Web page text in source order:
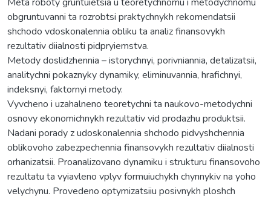
obgruntuvanni ta rozrobtsi praktychnykh rekomendatsii
shchodo vdoskonalennia obliku ta analiz finansovykh
rezultativ diialnosti pidpryiemstva.
Metody doslidzhennia – istorychnyi, porivniannia, detalizatsii,
analitychni pokaznyky dynamiky, eliminuvannia, hrafichnyi,
indeksnyi, faktornyi metody.
Vyvcheno i uzahalneno teoretychni ta naukovo-metodychni
osnovy ekonomichnykh rezultativ vid prodazhu produktsii.
Nadani porady z udoskonalennia shchodo pidvyshchennia
oblikovoho zabezpechennia finansovykh rezultativ diialnosti
orhanizatsii. Proanalizovano dynamiku i strukturu finansovoho
rezultatu ta vyiavleno vplyv formuiuchykh chynnykiv na yoho
velychynu. Provedeno optymizatsiiu posivnykh ploshch